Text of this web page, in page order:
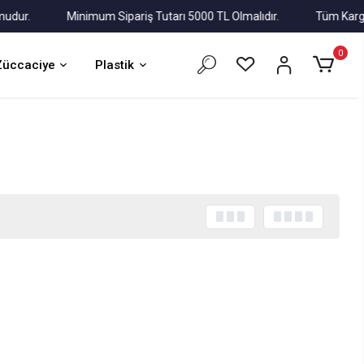
Minimum Sipariş Tutarı 5000 TL Olmalıdır. Tüm Kargolar
Plastik
0